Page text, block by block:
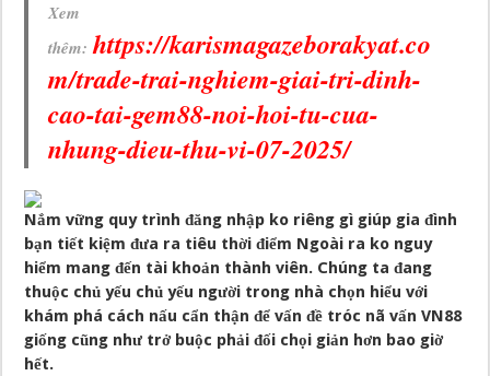
Xem
thêm:https://karismagazeborakyat.co
m/trade-trai-nghiem-giai-tri-dinh-
cao-tai-gem88-noi-hoi-tu-cua-
nhung-dieu-thu-vi-07-2025/
Nắm vững quy trình đăng nhập ko riêng gì giúp gia đình
bạn tiết kiệm đưa ra tiêu thời điểm Ngoài ra ko nguy
hiểm mang đến tài khoản thành viên. Chúng ta đang
thuộc chủ yếu chủ yếu người trong nhà chọn hiểu với
khám phá cách nấu cẩn thận để vấn đề tróc nã vấn VN88
giống cũng như trở buộc phải đối chọi giản hơn bao giờ
hết.